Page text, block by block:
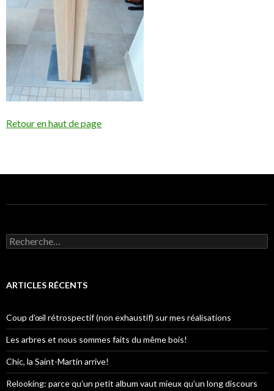
Retour en haut de page
R
e
e
h
e
r
:
ARTICLES RÉCENTS
Coup d’œil rétrospectif (non exhaustif) sur mes réalisations
Les arbres et nous sommes faits du même bois!
Chic, la Saint-Martin arrive!
Relooking: parce qu’un petit album vaut mieux qu’un long discours